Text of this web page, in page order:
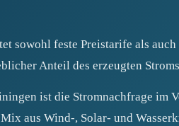
sowohl feste Preistarife als
Anteil des erzeugten
ist die Stromnachfrage im
aus Wind-, Solar‑ und